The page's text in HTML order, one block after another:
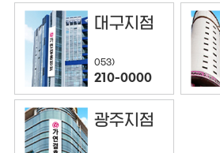
대구지점
053)
210-0000
광주지점